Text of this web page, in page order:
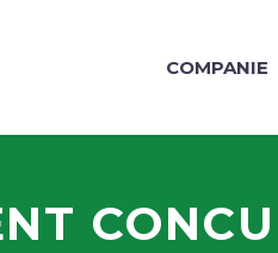
COMPANIE